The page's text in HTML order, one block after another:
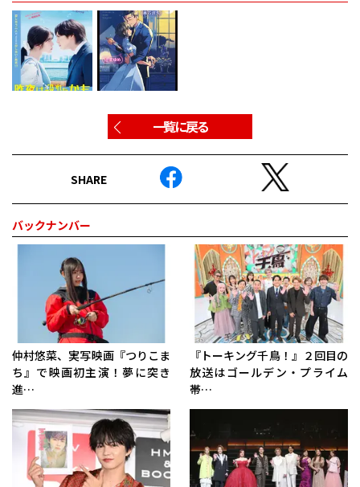
一覧に戻る
SHARE
バックナンバー
仲村悠菜、実写映画『つりこま
ち』で映画初主演！夢に突き
進…
『トーキング千鳥！』２回目の
放送はゴールデン・プライム
帯…